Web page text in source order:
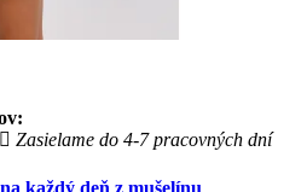
Zasielame do 4-7 pracovných dní
každý deň z mušelínu